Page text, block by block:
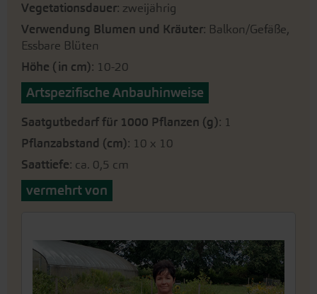
Vegetationsdauer: zweijährig
Verwendung Blumen und Kräuter: Balkon/Gefäße,
Essbare Blüten
Höhe (in cm): 10-20
Artspezifische Anbauhinweise
Saatgutbedarf für 1000 Pflanzen (g): 1
Pflanzabstand (cm): 10 x 10
Saattiefe: ca. 0,5 cm
vermehrt von